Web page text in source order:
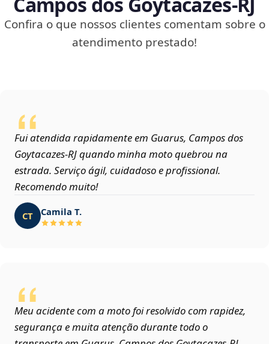
Confira o que nossos clientes comentam sobre o
atendimento prestado!
Fui atendida rapidamente em Guarus, Campos dos
Goytacazes‑RJ quando minha moto quebrou na
estrada. Serviço ágil, cuidadoso e profissional.
Recomendo muito!
CT Camila T.
Meu acidente com a moto foi resolvido com rapidez,
segurança e muita atenção durante todo o